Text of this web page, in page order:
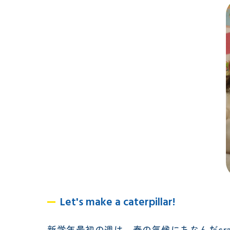
Let's make a caterpillar!